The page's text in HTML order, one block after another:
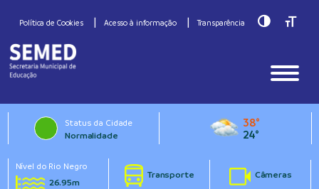
Política de Cookies Acesso à informação Transparência Toggle
Status da Cidade
Normalidade
38°
24°
Nível do Rio Negro
26.95m
Transporte Câmeras